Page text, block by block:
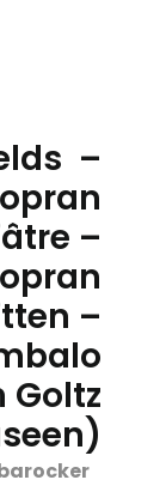
–
–
–
Goltz